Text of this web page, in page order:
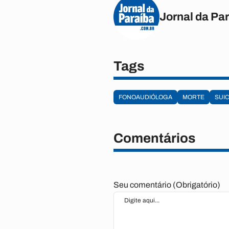
Jornal da
Tags
FONOAUDIÓLOGA MORTE
Comentários
Seu comentário (Obrigatório)